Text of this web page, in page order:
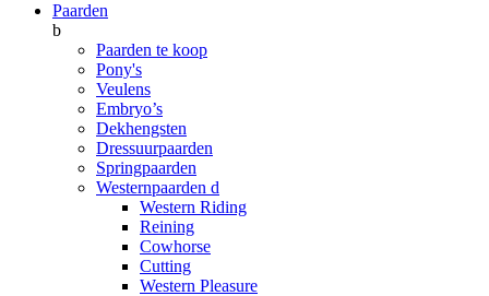
Paarden
b
Paarden te koop
Pony's
Veulens
Embryo’s
Dekhengsten
Dressuurpaarden
Springpaarden
Westernpaarden d
Western Riding
Reining
Cowhorse
Cutting
Western Pleasure